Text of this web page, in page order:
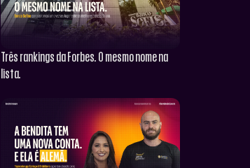
Três rankings da Forbes. O mesmo nome na
lista.